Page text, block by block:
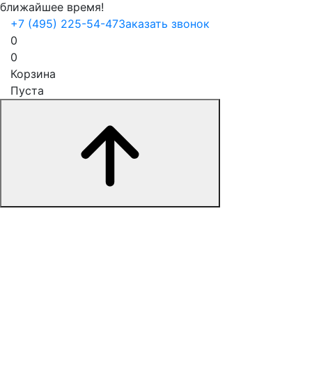
ближайшее время!
+7 (495) 225-54-47Заказать звонок
0
0
Корзина
Пуста